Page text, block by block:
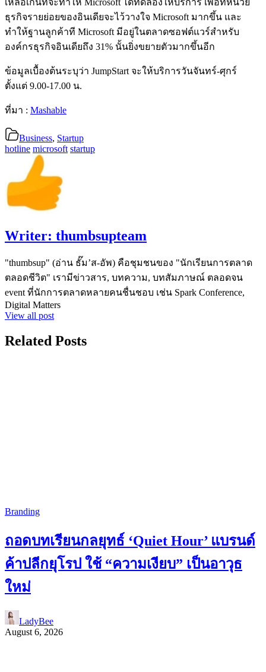
ธุรกิจรายย่อยของอินเดียจะไว้วางใจ Microsoft มากขึ้น และ
ทำให้ฐานลูกค้าที Microsoft มีอยู่ในตลาดซอฟต์แวร์สำหรับ
องค์กรธุรกิจอินเดียถึง 31% นั้นยิ่งขยายตัวมากขึ้นอีก
ข้อมูลเบื้องต้นระบุว่า JumpStart จะให้บริการวันจันทร์-ศุกร์
ตั้งแต่ 9.00-17.00 น.
ที่มา : Mashable
Business, Startup
hotline microsoft startup
Writer: thumbsupteam
"thumbsup" (อ่าน ธั๊ม’ส-อัพ) คือชุมชนของ "นักเรียนการตลาด
ตลอดชีวิต" เรามีข่าวสาร, บทความ, บทสัมภาษณ์ ตลอดจน
event ที่นักการตลาดหลายคนชื่นชอบ เช่น Spark Conference,
Digital Matters
View all post
Related Posts
Branding
ถอดบทเรียนกลยุทธ์ ‘Quiet Hour’ แบรนด์
ค้าปลีกยุโรป ใช้ “ความเงียบ” เป็นอาวุธ
ใหม่
LadyBee
August 6, 2026